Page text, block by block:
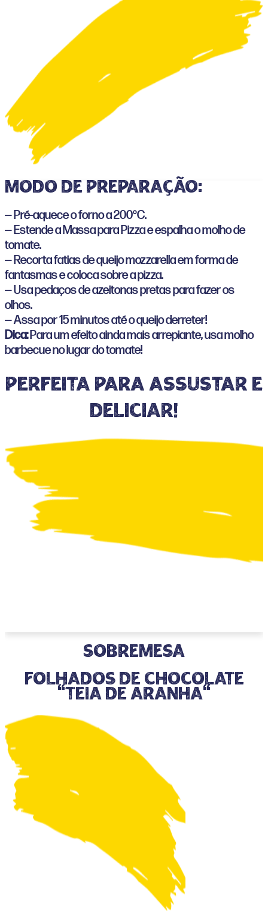
Modo de preparação:
— Pré-aquece o forno a 200°C.
— Estende a Massa para Pizza e espalha o molho de
tomate.
— Recorta fatias de queijo mozzarella em forma de
fantasmas e coloca sobre a pizza.
— Usa pedaços de azeitonas pretas para fazer os
olhos.
— Assa por 15 minutos até o queijo derreter!
Dica:Para um efeito ainda mais arrepiante, usa molho
barbecue no lugar do tomate!
Perfeita para assustar e
deliciar!
Sobremesa
Folhados de Chocolate
"Teia de Aranha"